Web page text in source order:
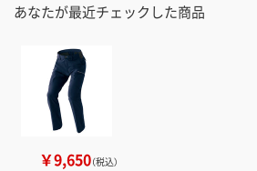
あなたが最近チェックした商品
￥9,650（税込）